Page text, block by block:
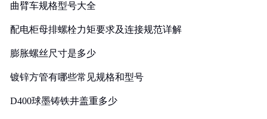
曲臂车规格型号大全
配电柜母排螺栓力矩要求及连接规范详解
膨胀螺丝尺寸是多少
镀锌方管有哪些常见规格和型号
D400球墨铸铁井盖重多少